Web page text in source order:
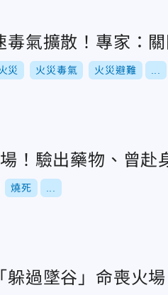
毒氣擴散！專家：
災 火災毒氣 火災避難
！驗出藥物、曾
燒死
躲過墜谷」命喪火